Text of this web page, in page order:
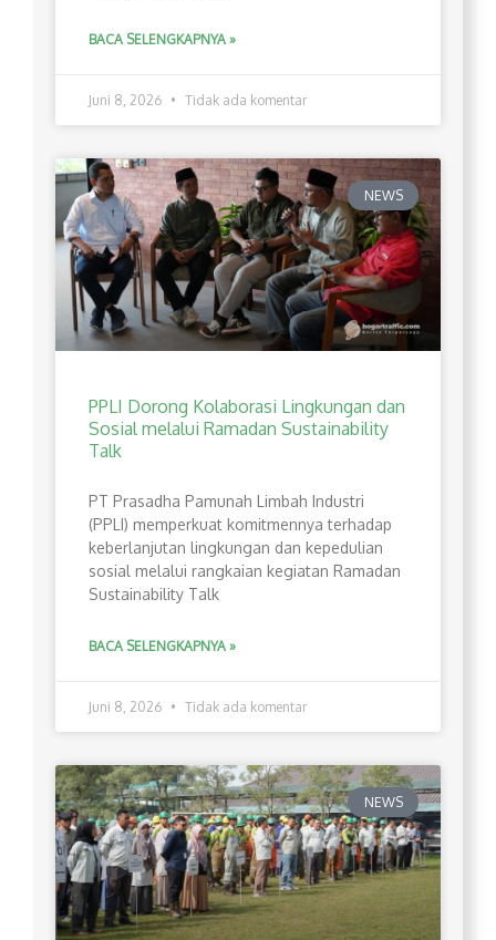
BACA SELENGKAPNYA »
Juni 8, 2026 Tidak ada komentar
NEWS
PPLI Dorong Kolaborasi Lingkungan dan
Sosial melalui Ramadan Sustainability
Talk
PT Prasadha Pamunah Limbah Industri
(PPLI) memperkuat komitmennya terhadap
keberlanjutan lingkungan dan kepedulian
sosial melalui rangkaian kegiatan Ramadan
Sustainability Talk
BACA SELENGKAPNYA »
Juni 8, 2026 Tidak ada komentar
NEWS